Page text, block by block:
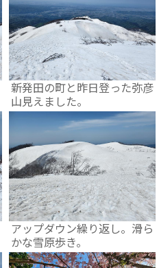
新発田の町と昨日登った弥彦
山見えました。
アップダウン繰り返し。滑ら
かな雪原歩き。